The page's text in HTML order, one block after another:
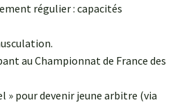
régulier : capacités
au Championnat de France des
» pour devenir jeune arbitre (via